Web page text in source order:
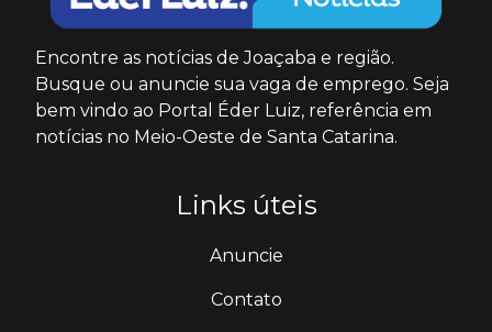
Encontre as notícias de Joaçaba e região.
Busque ou anuncie sua vaga de emprego. Seja
bem vindo ao Portal Éder Luiz, referência em
notícias no Meio-Oeste de Santa Catarina.
Links úteis
Anuncie
Contato